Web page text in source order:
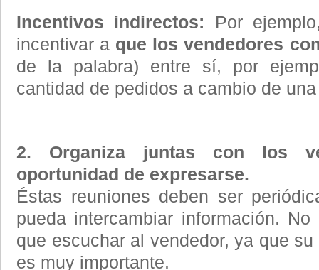
Incentivos indirectos: Por
incentivar a que los vendedores
de la palabra) entre sí, por
cantidad de pedidos a cambio de
2. Organiza juntas con los
oportunidad de expresarse.
Éstas reuniones deben ser
pueda intercambiar información.
que escuchar al vendedor, ya que
es muy importante.